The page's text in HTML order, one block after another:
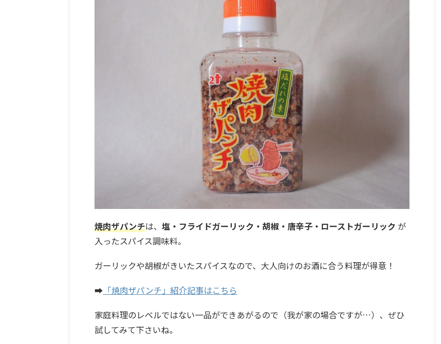
焼肉ザパンチは、 塩・フライドガーリック・胡椒・唐辛子・ローストガーリック が
入ったスパイス調味料。
ガーリックや胡椒がきいたスパイスなので、大人向けのお酒に合う料理が得意！
➡ 「焼肉ザパンチ」紹介記事はこちら
家庭料理のレベルではない一品ができあがるので（我が家の場合ですが…）、ぜひ
試してみて下さいね。